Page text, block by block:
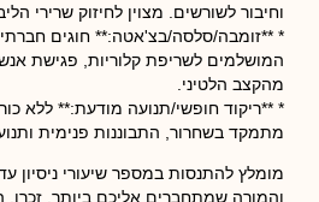
וחיבור לשורשים. מצוין לחיזוק שרירי
* **זומבה/סלסה/בצ'אטה:** חוגים
המושלמים לשריפת קלוריות, פגישת
מהקצב הלטיני.
* **ריקוד חופשי/תנועה מודעת:** ללא
מתמקד בשחרור, התבוננות פנימית
מומלץ להתנסות במספר שיעורי ניסיון
והמורה שמתחברים אליכם ביותר. זכרו,